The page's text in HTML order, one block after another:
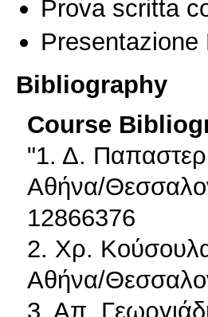
Prova scritta
Presentazione
Bibliography
Course
"1. Δ.
Αθήνα/
12866376
2. Χρ.
Αθήνα/
3. Απ.